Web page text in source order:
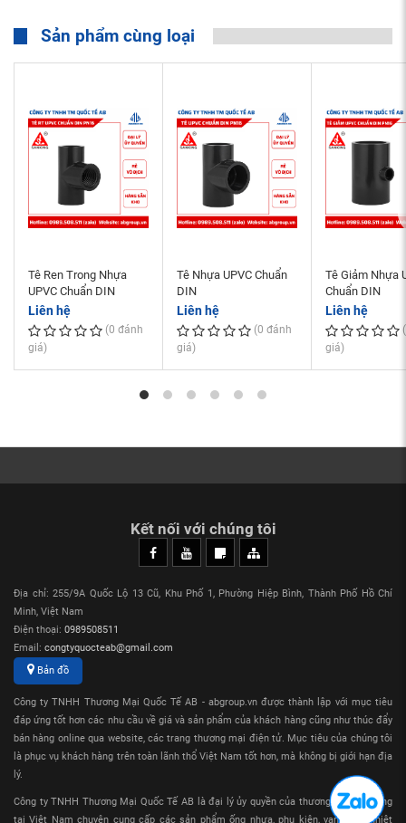
Sản phẩm cùng loại
Tê Ren Trong Nhựa
UPVC Chuẩn DIN
Liên hệ
(0 đánh
giá)
Tê Nhựa UPVC Chuẩn
DIN
Liên hệ
(0 đánh
giá)
Tê Giảm Nhựa
Chuẩn DIN
Liên hệ
giá)
Kết nối với chúng tôi
Địa chỉ: 255/9A Quốc Lộ 13 Cũ, Khu Phố 1, Phường Hiệp Bình, Thành Phố Hồ Chí
Minh, Việt Nam
Điện thoại: 0989508511
Email: congtyquocteab@gmail.com
Bản đồ
Công ty TNHH Thương Mại Quốc Tế AB - abgroup.vn được thành lập với mục tiêu
đáp ứng tốt hơn các nhu cầu về giá và sản phẩm của khách hàng cũng như thúc đẩy
bán hàng online qua website, các trang thương mại điện tử. Mục tiêu của chúng tôi
là phục vụ khách hàng trên toàn lãnh thổ Việt Nam tốt hơn, mà không bị giới hạn địa
lý.
Công ty TNHH Thương Mại Quốc Tế AB là đại lý ủy quyền của thương hiệu Sanking
tại Việt Nam chuyên cung cấp các sản phẩm ống nhựa, phụ kiện, van nhựa nhiệt